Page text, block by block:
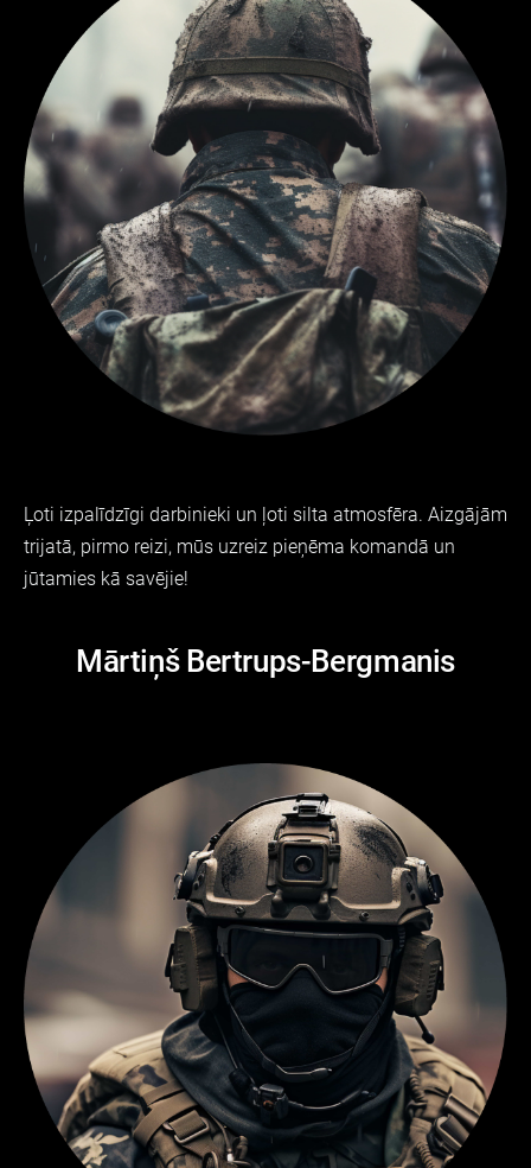
Ļoti izpalīdzīgi darbinieki un ļoti silta atmosfēra. Aizgājām
trijatā, pirmo reizi, mūs uzreiz pieņēma komandā un
jūtamies kā savējie!
Mārtiņš Bertrups-Bergmanis